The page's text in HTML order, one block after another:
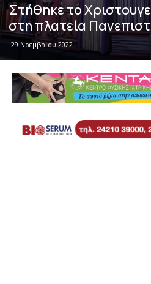
Στήθηκε το
στη πλατεία
29 Νοεμβρίου 2022